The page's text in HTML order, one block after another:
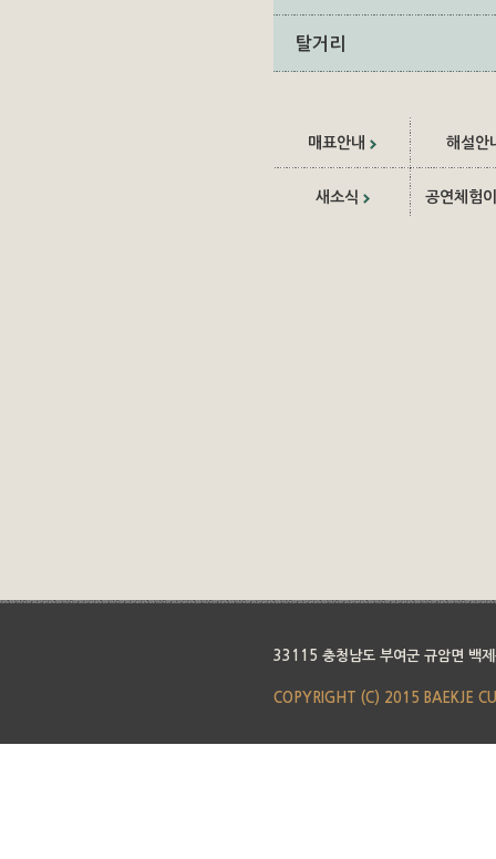
탈거리
매표안내 해설안
새소식 공연체험
33115 충청남도 부여군 규암면 백
COPYRIGHT (C) 2015 BAEKJE